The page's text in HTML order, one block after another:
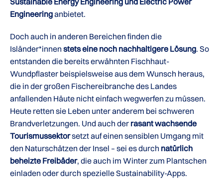
Engineeringanbietet.
Doch auch in anderen Bereichen finden die
Isländer*innen stets eine noch nachhaltigere Lösung. So
entstanden die bereits erwähnten Fischhaut-
Wundpflaster beispielsweise aus dem Wunsch heraus,
die in der großen Fischereibranche des Landes
anfallenden Häute nicht einfach wegwerfen zu müssen.
Heute retten sie Leben unter anderem bei schweren
Brandverletzungen. Und auch der rasant wachsende
Tourismussektorsetzt auf einen sensiblen Umgang mit
den Naturschätzen der Insel – sei es durch natürlich
beheizte Freibäder, die auch im Winter zum Plantschen
einladen oder durch spezielle Sustainability-Apps.